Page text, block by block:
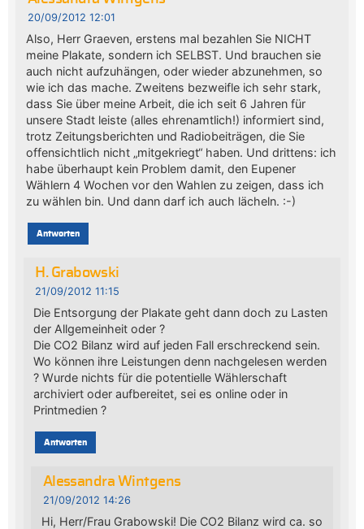
20/09/2012 12:01
Also, Herr Graeven, erstens mal bezahlen Sie NICHT
meine Plakate, sondern ich SELBST. Und brauchen sie
auch nicht aufzuhängen, oder wieder abzunehmen, so
wie ich das mache. Zweitens bezweifle ich sehr stark,
dass Sie über meine Arbeit, die ich seit 6 Jahren für
unsere Stadt leiste (alles ehrenamtlich!) informiert sind,
trotz Zeitungsberichten und Radiobeiträgen, die Sie
offensichtlich nicht „mitgekriegt“ haben. Und drittens: ich
habe überhaupt kein Problem damit, den Eupener
Wählern 4 Wochen vor den Wahlen zu zeigen, dass ich
zu wählen bin. Und dann darf ich auch lächeln. :-)
Antworten
H. Grabowski
21/09/2012 11:15
Die Entsorgung der Plakate geht dann doch zu Lasten
der Allgemeinheit oder ?
Die CO2 Bilanz wird auf jeden Fall erschreckend sein.
Wo können ihre Leistungen denn nachgelesen werden
? Wurde nichts für die potentielle Wählerschaft
archiviert oder aufbereitet, sei es online oder in
Printmedien ?
Antworten
Alessandra Wintgens
21/09/2012 14:26
Hi, Herr/Frau Grabowski! Die CO2 Bilanz wird ca. so